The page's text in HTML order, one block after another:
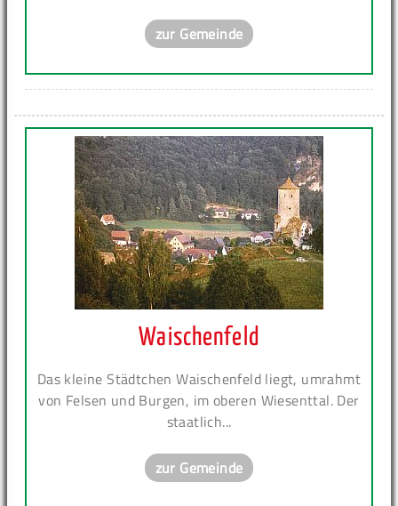
zur Gemeinde
Waischenfeld
Das kleine Städtchen Waischenfeld liegt, umrahmt
von Felsen und Burgen, im oberen Wiesenttal. Der
staatlich...
zur Gemeinde